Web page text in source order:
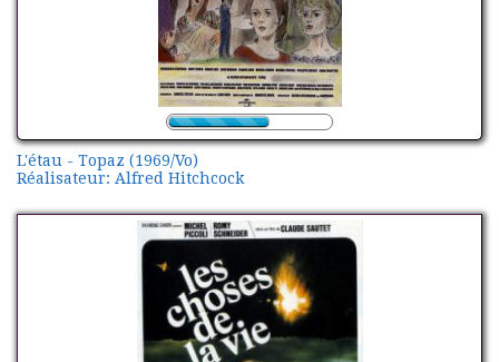
L'étau - Topaz (1969/Vo)
Réalisateur: Alfred Hitchcock